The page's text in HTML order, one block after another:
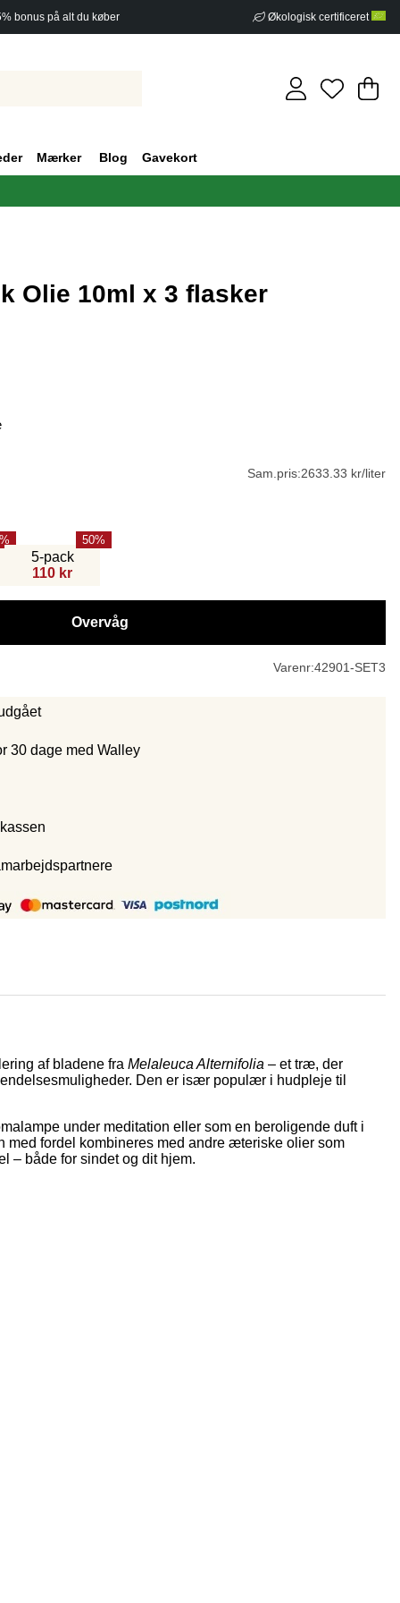
bonus på alt du køber Økologisk certificeret
.
Mærker Blog Gavekort
Olie 10ml x 3 flasker
Sam.pris:2633.33 kr/liter
5-pack
110 kr
50
Overvåg
Varenr:42901-SET3
30 dage med Walley
af bladene fra Melaleuca Alternifolia – et træ, der
Den er især populær i hudpleje til
under meditation eller som en beroligende duft i
med fordel kombineres med andre æteriske olier som
– både for sindet og dit hjem.